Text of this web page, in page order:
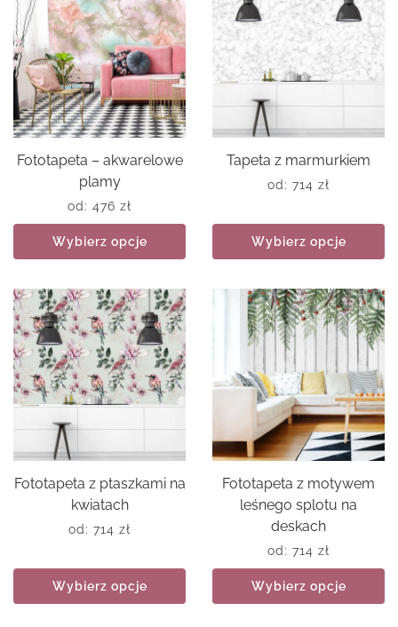
Fototapeta – akwarelowe
plamy
od: 476 zł
Wybierz opcje
Tapeta z marmurkiem
od: 714 zł
Wybierz opcje
Fototapeta z ptaszkami na
kwiatach
od: 714 zł
Wybierz opcje
Fototapeta z motywem
leśnego splotu na
deskach
od: 714 zł
Wybierz opcje